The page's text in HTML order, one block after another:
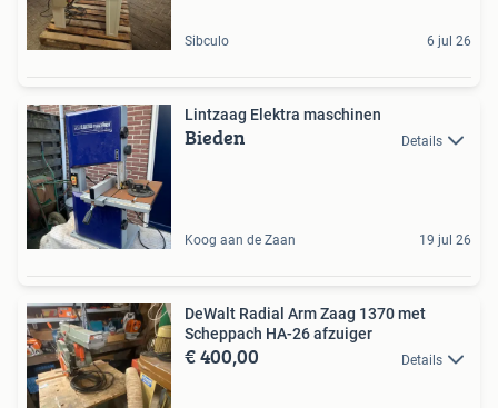
Sibculo 6 jul 26
Lintzaag Elektra maschinen
Bieden Details
Koog aan de Zaan 19 jul 26
DeWalt Radial Arm Zaag 1370 met
Scheppach HA-26 afzuiger
€ 400,00 Details